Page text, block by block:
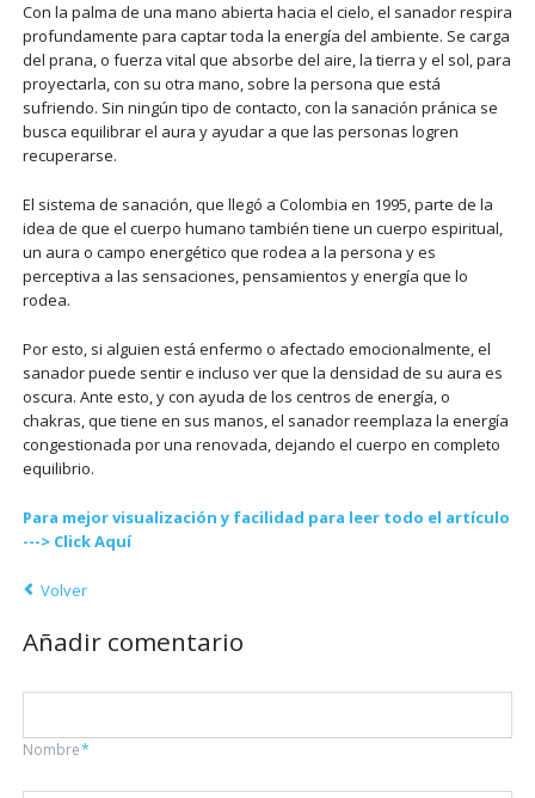
Con la palma de una mano abierta hacia el cielo, el sanador respira
profundamente para captar toda la energía del ambiente. Se carga
del prana, o fuerza vital que absorbe del aire, la tierra y el sol, para
proyectarla, con su otra mano, sobre la persona que está
sufriendo. Sin ningún tipo de contacto, con la sanación pránica se
busca equilibrar el aura y ayudar a que las personas logren
recuperarse.
El sistema de sanación, que llegó a Colombia en 1995, parte de la
idea de que el cuerpo humano también tiene un cuerpo espiritual,
un aura o campo energético que rodea a la persona y es
perceptiva a las sensaciones, pensamientos y energía que lo
rodea.
Por esto, si alguien está enfermo o afectado emocionalmente, el
sanador puede sentir e incluso ver que la densidad de su aura es
oscura. Ante esto, y con ayuda de los centros de energía, o
chakras, que tiene en sus manos, el sanador reemplaza la energía
congestionada por una renovada, dejando el cuerpo en completo
equilibrio.
Para mejor visualización y facilidad para leer todo el artículo
---> Click Aquí
Volver
Añadir comentario
Campo
Nombre*